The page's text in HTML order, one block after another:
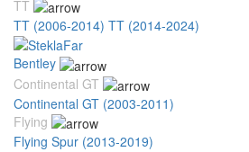
TT
TT (2006-2014) TT (2014-2024)
Bentley
Continental GT
Continental GT (2003-2011)
Flying
Flying Spur (2013-2019)